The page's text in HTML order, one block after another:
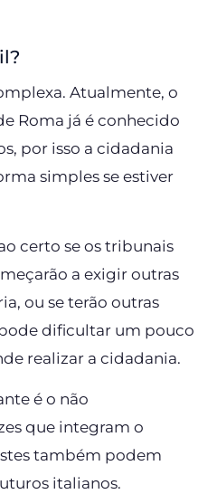
Atualmente, o
Roma já é conhecido
por isso a cidadania
simples se estiver
certo se os tribunais
a exigir outras
ou se terão outras
dificultar um pouco
realizar a cidadania.
é o não
que integram o
também podem
italianos.